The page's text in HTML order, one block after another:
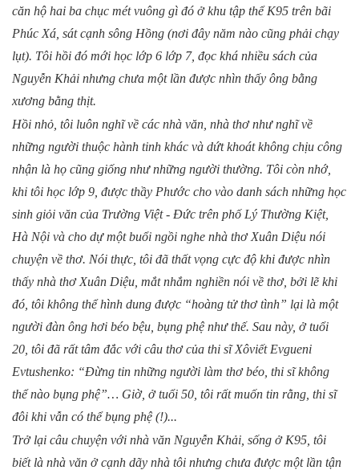
căn hộ hai ba chục mét vuông gì đó ở khu tập thể K95 trên bãi
Phúc Xá, sát cạnh sông Hồng (nơi đây năm nào cũng phải chạy
lụt). Tôi hồi đó mới học lớp 6 lớp 7, đọc khá nhiều sách của
Nguyễn Khải nhưng chưa một lần được nhìn thấy ông bằng
xương bằng thịt.
Hồi nhỏ, tôi luôn nghĩ về các nhà văn, nhà thơ như nghĩ về
những người thuộc hành tinh khác và dứt khoát không chịu công
nhận là họ cũng giống như những người thường. Tôi còn nhớ,
khi tôi học lớp 9, được thầy Phước cho vào danh sách những học
sinh giỏi văn của Trường Việt - Đức trên phố Lý Thường Kiệt,
Hà Nội và cho dự một buổi ngồi nghe nhà thơ Xuân Diệu nói
chuyện về thơ. Nói thực, tôi đã thất vọng cực độ khi được nhìn
thấy nhà thơ Xuân Diệu, mắt nhắm nghiền nói về thơ, bởi lẽ khi
đó, tôi không thể hình dung được “hoàng tử thơ tình” lại là một
người đàn ông hơi béo bệu, bụng phệ như thế. Sau này, ở tuổi
20, tôi đã rất tâm đắc với câu thơ của thi sĩ Xôviết Evgueni
Evtushenko: “Đừng tin những người làm thơ béo, thi sĩ không
thể nào bụng phệ”… Giờ, ở tuổi 50, tôi rất muốn tin rằng, thi sĩ
đôi khi vẫn có thể bụng phệ (!)...
Trở lại câu chuyện với nhà văn Nguyễn Khải, sống ở K95, tôi
biết là nhà văn ở cạnh dãy nhà tôi nhưng chưa được một lần tận